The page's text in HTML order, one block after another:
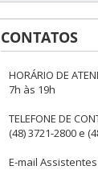
CONTATOS
HORÁRIO DE
7h às 19h
TELEFONE DE
(48) 3721-2800 e
E-mail